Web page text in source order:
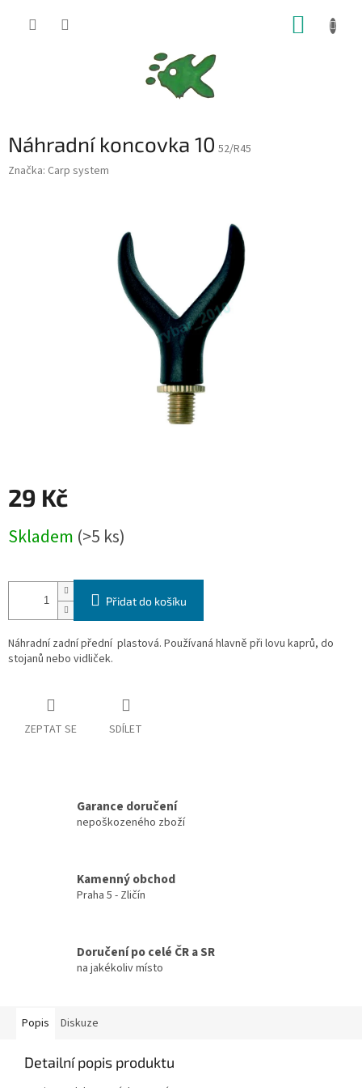
Náhradní koncovka 10 52/R45
Značka: Carp system
29 Kč
cena:
Skladem (>5 ks)
Přidat do košíku
Náhradní zadní přední plastová. Používaná hlavně při lovu kaprů, do
stojanů nebo vidliček.
ZEPTAT SE SDÍLET
Garance doručení
nepoškozeného zboží
Kamenný obchod
Praha 5 - Zličín
Doručení po celé ČR a SR
na jakékoliv místo
Popis Diskuze
Detailní popis produktu